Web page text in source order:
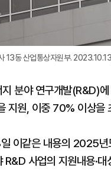
13동 산업통상자원부.
지 분야 연구개발(R&D)
지원, 이중 70% 이상을
이같은 내용의 2025년
R&D 사업의 지원내용·